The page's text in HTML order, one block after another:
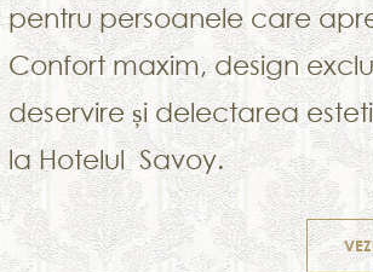
pentru persoanele care
Confort maxim, design
deservire și delectarea
la Hotelul Savoy.